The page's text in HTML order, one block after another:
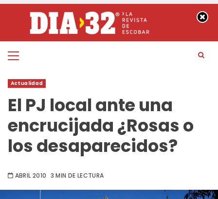
contenido
Menú
Actualidad
El PJ local ante una
encrucijada ¿Rosas o
los desaparecidos?
ABRIL 2010 3 MIN DE LECTURA